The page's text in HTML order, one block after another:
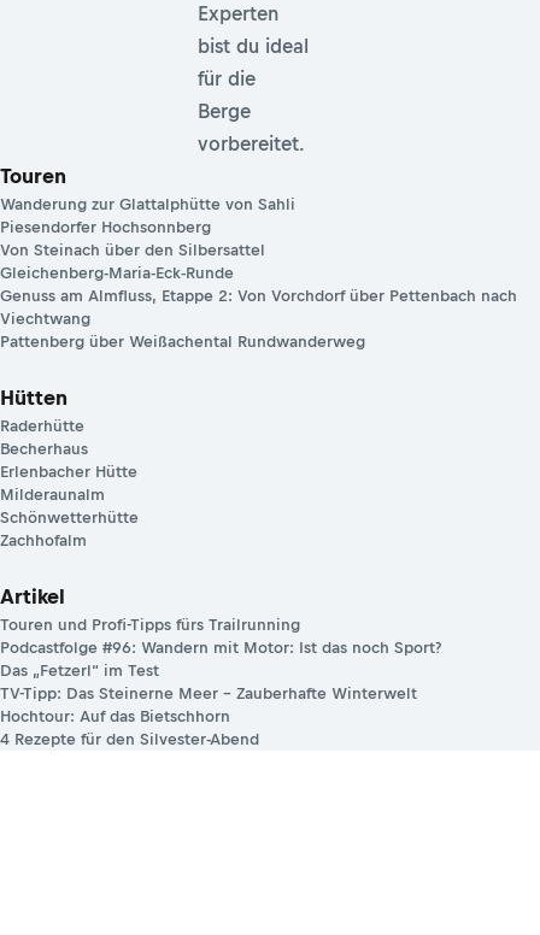
Experten
bist du ideal
für die
Berge
vorbereitet.
Touren
Wanderung zur Glattalphütte von Sahli
Piesendorfer Hochsonnberg
Von Steinach über den Silbersattel
Gleichenberg-Maria-Eck-Runde
Genuss am Almfluss, Etappe 2: Von Vorchdorf über Pettenbach nach
Viechtwang
Pattenberg über Weißachental Rundwanderweg
Hütten
Raderhütte
Becherhaus
Erlenbacher Hütte
Milderaunalm
Schönwetterhütte
Zachhofalm
Artikel
Touren und Profi-Tipps fürs Trailrunning
Podcastfolge #96: Wandern mit Motor: Ist das noch Sport?
Das „Fetzerl“ im Test
TV-Tipp: Das Steinerne Meer – Zauberhafte Winterwelt
Hochtour: Auf das Bietschhorn
4 Rezepte für den Silvester-Abend